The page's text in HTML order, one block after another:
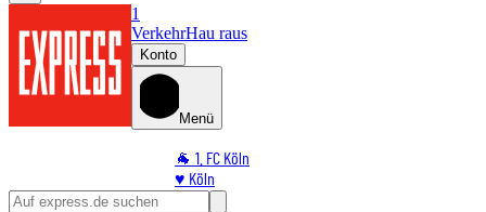
1
VerkehrHau raus
Konto
Menü
🐐 1. FC Köln
♥️ Köln
⭐ Promi